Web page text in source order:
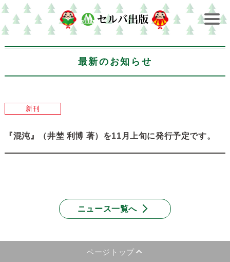
最新のお知らせ
新刊
『混沌』（井埜 利博 著）を11月上旬に発行予定です。
ニュース一覧へ
ページトップ